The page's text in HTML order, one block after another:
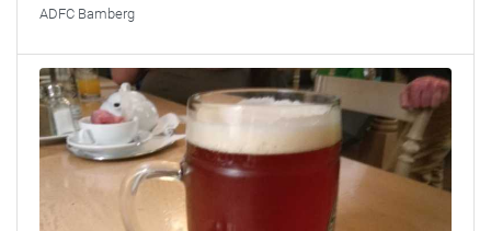
ADFC Bamberg